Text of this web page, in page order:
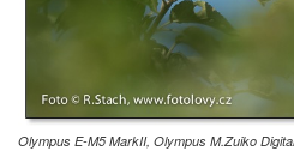
Olympus E-M5 MarkII, Olympus M.Zuiko